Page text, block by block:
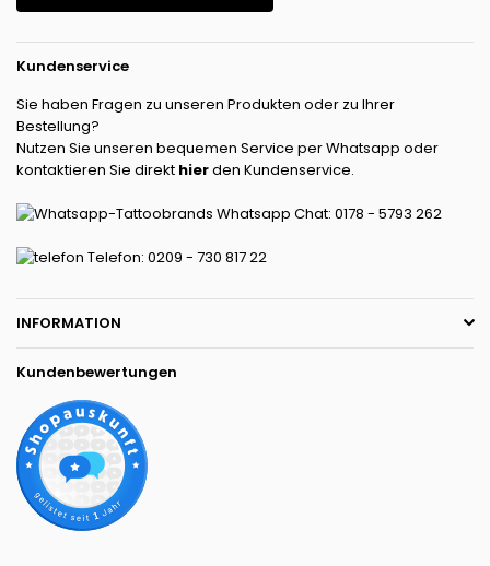
Kundenservice
Sie haben Fragen zu unseren Produkten oder zu Ihrer
Bestellung?
Nutzen Sie unseren bequemen Service per Whatsapp oder
kontaktieren Sie direkt hierden Kundenservice.
Whatsapp Chat: 0178 - 5793 262
Telefon: 0209 - 730 817 22
INFORMATION
Kundenbewertungen